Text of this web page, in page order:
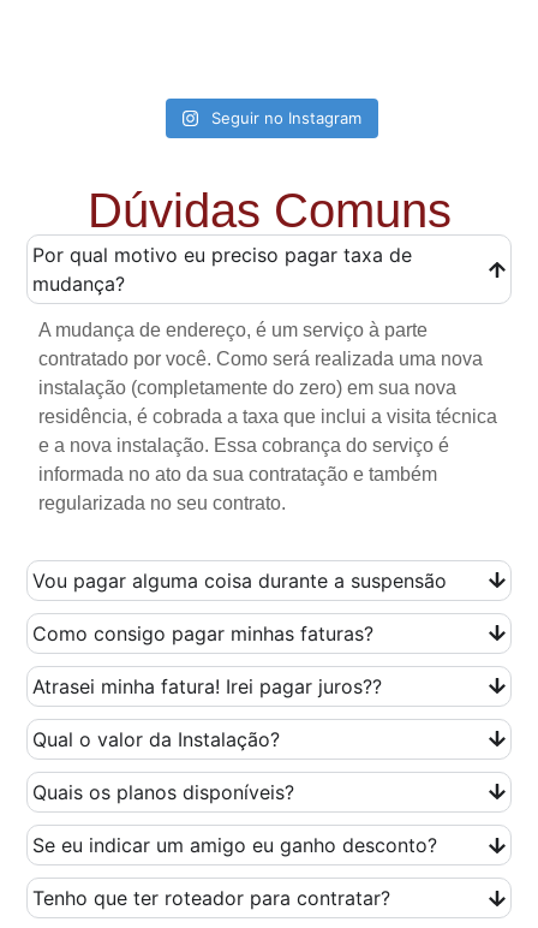
Seguir no Instagram
Dúvidas Comuns
Por qual motivo eu preciso pagar taxa de
mudança?
A mudança de endereço, é um serviço à parte
contratado por você. Como será realizada uma nova
instalação (completamente do zero) em sua nova
residência, é cobrada a taxa que inclui a visita técnica
e a nova instalação. Essa cobrança do serviço é
informada no ato da sua contratação e também
regularizada no seu contrato.
Vou pagar alguma coisa durante a suspensão
Como consigo pagar minhas faturas?
Atrasei minha fatura! Irei pagar juros??
Qual o valor da Instalação?
Quais os planos disponíveis?
Se eu indicar um amigo eu ganho desconto?
Tenho que ter roteador para contratar?